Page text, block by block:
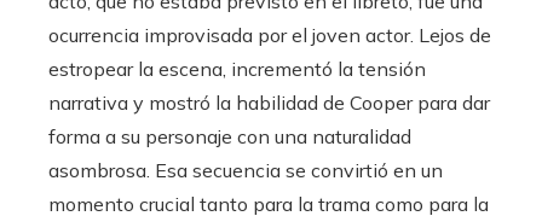
ocurrencia improvisada por el joven actor. Lejos de
estropear la escena, incrementó la tensión
narrativa y mostró la habilidad de Cooper para dar
forma a su personaje con una naturalidad
asombrosa. Esa secuencia se convirtió en un
momento crucial tanto para la trama como para la